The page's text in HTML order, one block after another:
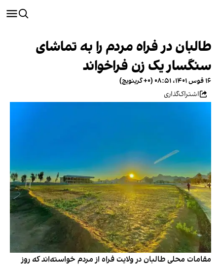
طالبان در فراه مردم را به تماشای
سنگسار یک زن فراخواند
۱۶ قوس ۱۴۰۱، ۰۸:۵۱ (‎+۰ گرینویچ)
اشتراک‌گذاری
مقامات محلی طالبان در ولایت فراه از مردم خواسته‌اند که روز